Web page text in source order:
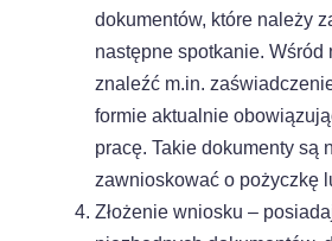
dokumentów, które należy
następne spotkanie. Wśród
znaleźć m.in.
formie aktualnie
pracę. Takie dokumenty są
zawnioskować o pożyczkę
Złożenie wniosku –
Rozumiem